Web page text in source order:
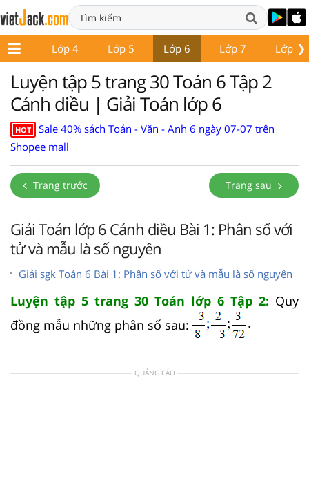
❯
3 Lớp 4 Lớp 5 Lớp 6 Lớp 7 Lớp 8
Luyện tập 5 trang 30 Toán 6 Tập 2
Cánh diều | Giải Toán lớp 6
HOT
Sale 40% sách Toán - Văn - Anh 6 ngày 07-07 trên
Shopee mall
Trang trước Trang sau
Giải Toán lớp 6 Cánh diều Bài 1: Phân số với
tử và mẫu là số nguyên
Giải sgk Toán 6 Bài 1: Phân số với tử và mẫu là số nguyên
Luyện tập 5 trang 30 Toán lớp 6 Tập 2: Quy
đồng mẫu những phân số sau:
QUẢNG CÁO